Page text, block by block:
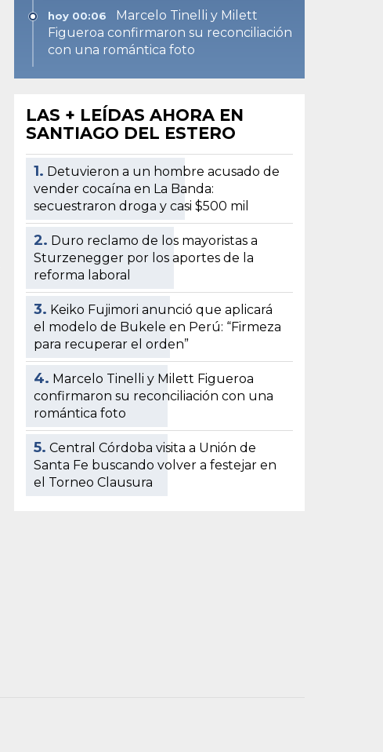
hoy 00:06
Marcelo Tinelli y Milett
Figueroa confirmaron su reconciliación
con una romántica foto
LAS + LEÍDAS AHORA EN
SANTIAGO DEL ESTERO
1. Detuvieron a un hombre acusado de
vender cocaína en La Banda:
secuestraron droga y casi $500 mil
2. Duro reclamo de los mayoristas a
Sturzenegger por los aportes de la
reforma laboral
3. Keiko Fujimori anunció que aplicará
el modelo de Bukele en Perú: “Firmeza
para recuperar el orden”
4. Marcelo Tinelli y Milett Figueroa
confirmaron su reconciliación con una
romántica foto
5. Central Córdoba visita a Unión de
Santa Fe buscando volver a festejar en
el Torneo Clausura